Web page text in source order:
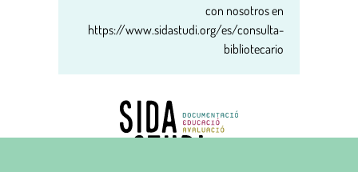
con nosotros en
https://www.sidastudi.org/es/consulta-
bibliotecario